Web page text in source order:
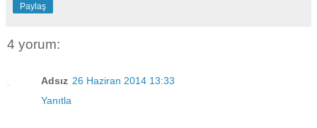
Paylaş
4 yorum:
Adsız 26 Haziran 2014 13:33
Yanıtla